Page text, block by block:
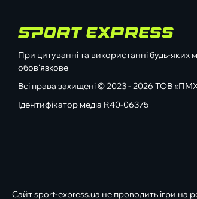
При цитуванні та використанні будь-яких
обов'язкове
Всі права захищені © 2023 - 2026 ТОВ
Ідентифікатор медіа R40-06375
Сайт sport-express.ua не проводить ігри на